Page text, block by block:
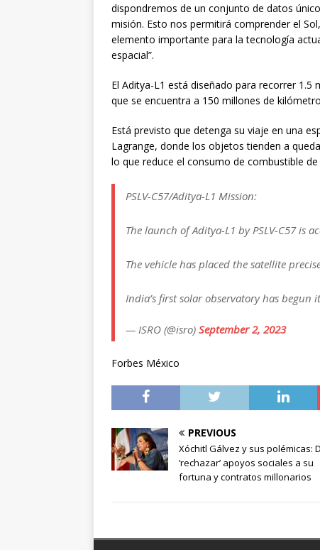
dispondremos de un conjunto de datos
misión. Esto nos permitirá comprender el
elemento importante para la tecnología
espacial”.
El Aditya-L1 está diseñado para recorrer
que se encuentra a 150 millones de
Está previsto que detenga su viaje en una
Lagrange, donde los objetos tienden a
lo que reduce el consumo de combustible de
PSLV-C57/Aditya-L1 Mission:
The launch of Aditya-L1 by PSLV-C57 is
The vehicle has placed the satellite
India’s first solar observatory has
— ISRO (@isro) September 2, 2023
Forbes México
PREVIOUS
Xóchitl Gálvez y sus polémicas:
‘rechazar’ apoyos sociales a su
fortuna y contratos millonarios